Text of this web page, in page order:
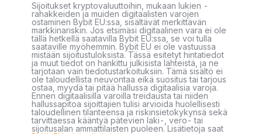
Sijoitukset kryptovaluuttoihin, mukaan lukien -
rahakkeiden ja muiden digitaalisten varojen
ostaminen Bybit EU:ssa, sisältävät merkittävän
markkinariskin. Jos etsimäsi digitaalinen vara ei ole
tällä hetkellä saatavilla Bybit EU:ssa, se voi tulla
saataville myöhemmin. Bybit EU ei ole vastuussa
mistään sijoitustuloksista. Tässä esitetyt hintatiedot
ja muut tiedot on hankittu julkisista lähteistä, ja ne
tarjotaan vain tiedotustarkoituksiin. Tämä sisältö ei
ole taloudellista neuvontaa eikä suositus tai tarjous
ostaa, myydä tai pitää hallussa digitaalisia varoja.
Ennen digitaalisilla varoilla treidausta tai niiden
hallussapitoa sijoittajien tulisi arvioida huolellisesti
taloudellinen tilanteensa ja riskinsietokykynsä sekä
tarvittaessa kääntyä pätevien laki-, vero- tai
sijoitusalan ammattilaisten puoleen. Lisätietoja saat